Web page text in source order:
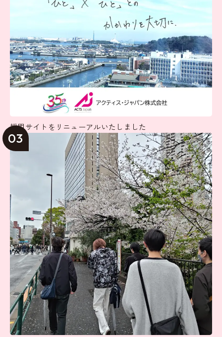
採用サイトをリニューアルいたしました
03